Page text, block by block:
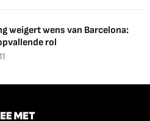
weigert wens van Barcelona:
rol